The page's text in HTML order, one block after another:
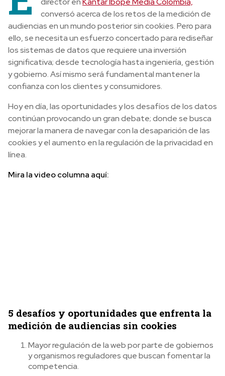
conversó acerca de los retos de la medición de
audiencias en un mundo posterior sin cookies. Pero para
ello, se necesita un esfuerzo concertado para rediseñar
los sistemas de datos que requiere una inversión
significativa; desde tecnología hasta ingeniería, gestión
y gobierno. Así mismo será fundamental mantener la
confianza con los clientes y consumidores.
Hoy en día, las oportunidades y los desafíos de los datos
continúan provocando un gran debate; donde se busca
mejorar la manera de navegar con la desaparición de las
cookies y el aumento en la regulación de la privacidad en
línea.
Mira la video columna aquí:
5 desafíos y oportunidades que enfrenta la
medición de audiencias sin cookies
Mayor regulación de la web por parte de gobiernos
y organismos reguladores que buscan fomentar la
competencia.